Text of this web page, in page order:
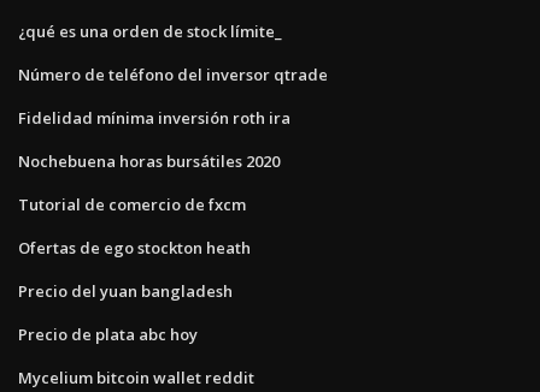
¿qué es una orden de stock límite_
Número de teléfono del inversor qtrade
Fidelidad mínima inversión roth ira
Nochebuena horas bursátiles 2020
Tutorial de comercio de fxcm
Ofertas de ego stockton heath
Precio del yuan bangladesh
Precio de plata abc hoy
Mycelium bitcoin wallet reddit